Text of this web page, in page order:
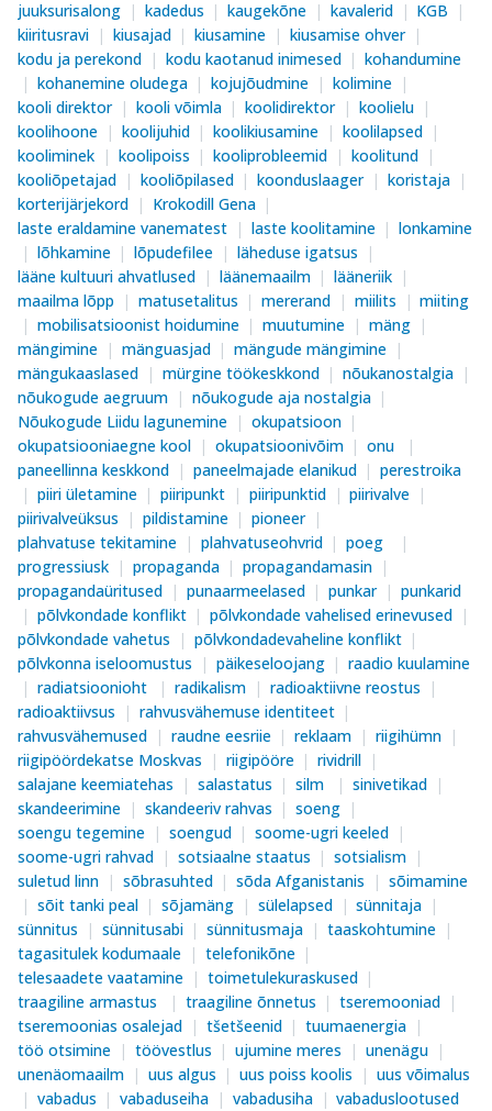
juuksurisalong kadedus kaugekõne kavalerid
KGB
kiiritusravi
kiusajad kiusamine
kiusamise ohver
kodu ja perekond
kodu kaotanud inimesed
kohandumine
kohanemine oludega
kojujõudmine
kolimine
kooli direktor
kooli võimla koolidirektor
koolielu
koolihoone
koolijuhid koolikiusamine
koolilapsed
kooliminek
koolipoiss kooliprobleemid
koolitund
kooliõpetajad
kooliõpilased koonduslaager
koristaja
korterijärjekord
Krokodill Gena
laste eraldamine vanematest
laste koolitamine
lonkamine
lõhkamine
lõpudefilee
läheduse igatsus
lääne kultuuri ahvatlused
läänemaailm
lääneriik
maailma lõpp
matusetalitus mererand miilits
miiting
mobilisatsioonist hoidumine
muutumine
mäng
mängimine
mänguasjad
mängude mängimine
mängukaaslased
mürgine töökeskkond
nõukanostalgia
nõukogude aegruum
nõukogude aja nostalgia
Nõukogude Liidu lagunemine
okupatsioon
okupatsiooniaegne kool
okupatsioonivõim
onu
paneellinna keskkond
paneelmajade elanikud
perestroika
piiri ületamine
piiripunkt piiripunktid
piirivalve
piirivalveüksus
pildistamine
pioneer
plahvatuse tekitamine
plahvatuseohvrid
poeg
progressiusk
propaganda
propagandamasin
propagandaüritused
punaarmeelased punkar
punkarid
põlvkondade konflikt
põlvkondade vahelised erinevused
põlvkondade vahetus
põlvkondadevaheline konflikt
põlvkonna iseloomustus
päikeseloojang
raadio kuulamine
radiatsioonioht
radikalism
radioaktiivne reostus
radioaktiivsus
rahvusvähemuse identiteet
rahvusvähemused
raudne eesriie reklaam
riigihümn
riigipöördekatse Moskvas
riigipööre
rividrill
salajane keemiatehas
salastatus silm
sinivetikad
skandeerimine
skandeeriv rahvas
soeng
soengu tegemine
soengud
soome-ugri keeled
soome-ugri rahvad
sotsiaalne staatus
sotsialism
suletud linn
sõbrasuhted sõda Afganistanis
sõimamine
sõit tanki peal
sõjamäng sülelapsed
sünnitaja
sünnitus
sünnitusabi sünnitusmaja
taaskohtumine
tagasitulek kodumaale
telefonikõne
telesaadete vaatamine
toimetulekuraskused
traagiline armastus
traagiline õnnetus
tseremooniad
tseremoonias osalejad
tšetšeenid
tuumaenergia
töö otsimine
töövestlus ujumine meres
unenägu
unenäomaailm
uus algus uus poiss koolis
uus võimalus
vabadus
vabaduseiha vabadusiha
vabaduslootused